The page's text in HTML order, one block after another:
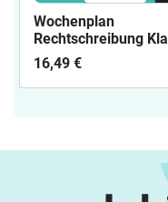
Wochenplan
Rechtschreibung
4 | Groß- und
Kleinschreibung,
Grundschule Klasse
16,49 €